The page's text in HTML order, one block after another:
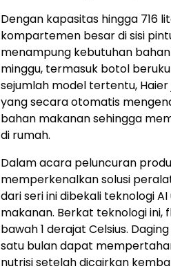
Dengan kapasitas hingga 716
kompartemen besar di sisi
menampung kebutuhan
minggu, termasuk botol
sejumlah model tertentu,
yang secara otomatis
bahan makanan sehingga
di rumah.
Dalam acara peluncuran
memperkenalkan solusi
dari seri ini dibekali teknologi
makanan. Berkat teknologi ini,
bawah 1 derajat Celsius. Daging
satu bulan dapat
nutrisi setelah dicairkan